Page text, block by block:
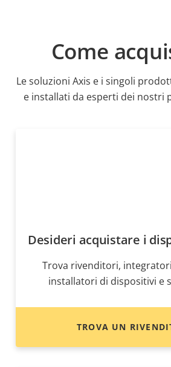
Come
Le soluzioni Axis e i singoli
e installati da esperti dei nostri
Desideri acquistare i
Trova rivenditori,
installatori di dispositivi e
TROVA UN